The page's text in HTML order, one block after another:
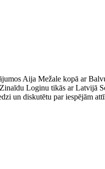
Aija Mežale kopā ar
Loginu tikās ar Latvijā
un diskutētu par iespējām